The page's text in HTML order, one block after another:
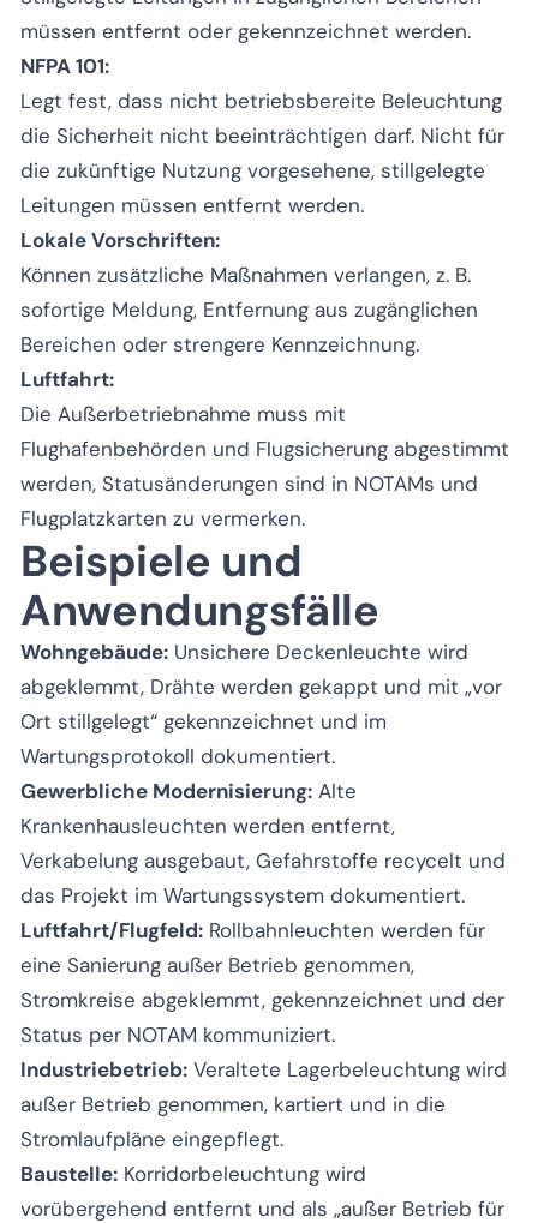
müssen entfernt oder gekennzeichnet werden.
NFPA 101:
Legt fest, dass nicht betriebsbereite Beleuchtung
die Sicherheit nicht beeinträchtigen darf. Nicht für
die zukünftige Nutzung vorgesehene, stillgelegte
Leitungen müssen entfernt werden.
Lokale Vorschriften:
Können zusätzliche Maßnahmen verlangen, z. B.
sofortige Meldung, Entfernung aus zugänglichen
Bereichen oder strengere Kennzeichnung.
Luftfahrt:
Die Außerbetriebnahme muss mit
Flughafenbehörden und Flugsicherung abgestimmt
werden, Statusänderungen sind in NOTAMs und
Flugplatzkarten zu vermerken.
Beispiele und
Anwendungsfälle
Wohngebäude: Unsichere Deckenleuchte wird
abgeklemmt, Drähte werden gekappt und mit „vor
Ort stillgelegt“ gekennzeichnet und im
Wartungsprotokoll dokumentiert.
Gewerbliche Modernisierung: Alte
Krankenhausleuchten werden entfernt,
Verkabelung ausgebaut, Gefahrstoffe recycelt und
das Projekt im Wartungssystem dokumentiert.
Luftfahrt/Flugfeld: Rollbahnleuchten werden für
eine Sanierung außer Betrieb genommen,
Stromkreise abgeklemmt, gekennzeichnet und der
Status per NOTAM kommuniziert.
Industriebetrieb: Veraltete Lagerbeleuchtung wird
außer Betrieb genommen, kartiert und in die
Stromlaufpläne eingepflegt.
Baustelle: Korridorbeleuchtung wird
vorübergehend entfernt und als „außer Betrieb für